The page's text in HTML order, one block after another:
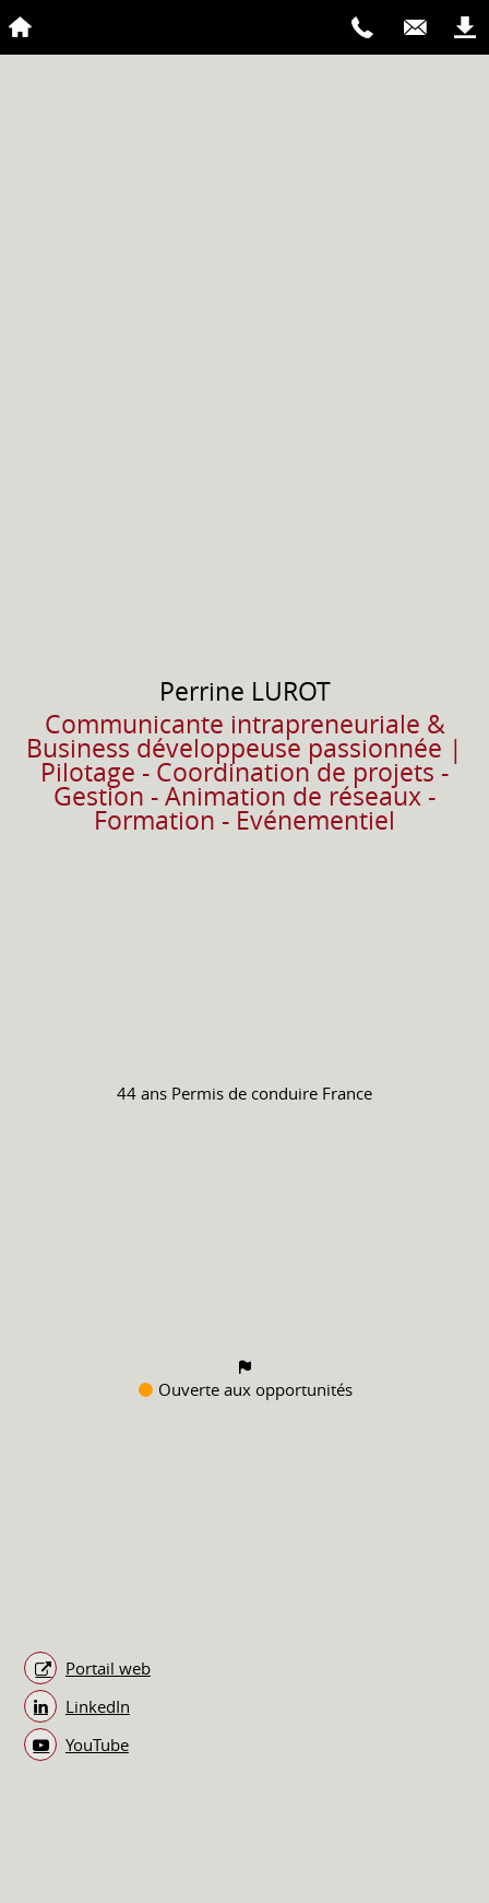
Perrine LUROT
Communicante intrapreneuriale &
Business développeuse passionnée |
Pilotage - Coordination de projets -
Gestion - Animation de réseaux -
Formation - Evénementiel
44 ans Permis de conduire France
Ouverte aux opportunités
Portail web
LinkedIn
YouTube